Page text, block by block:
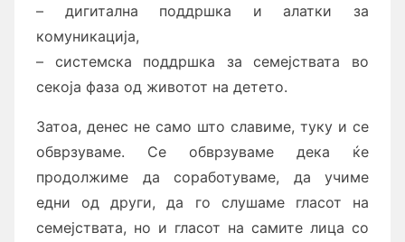
– дигитална поддршка и алатки за
комуникација,
– системска поддршка за семејствата во
секоја фаза од животот на детето.
Затоа, денес не само што славиме, туку и се
обврзуваме. Се обврзуваме дека ќе
продолжиме да соработуваме, да учиме
едни од други, да го слушаме гласот на
семејствата, но и гласот на самите лица со